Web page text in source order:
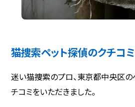
猫捜索ペット探偵のクチコ
迷い猫捜索のプロ、東京都中央区の
チコミをいただきました。